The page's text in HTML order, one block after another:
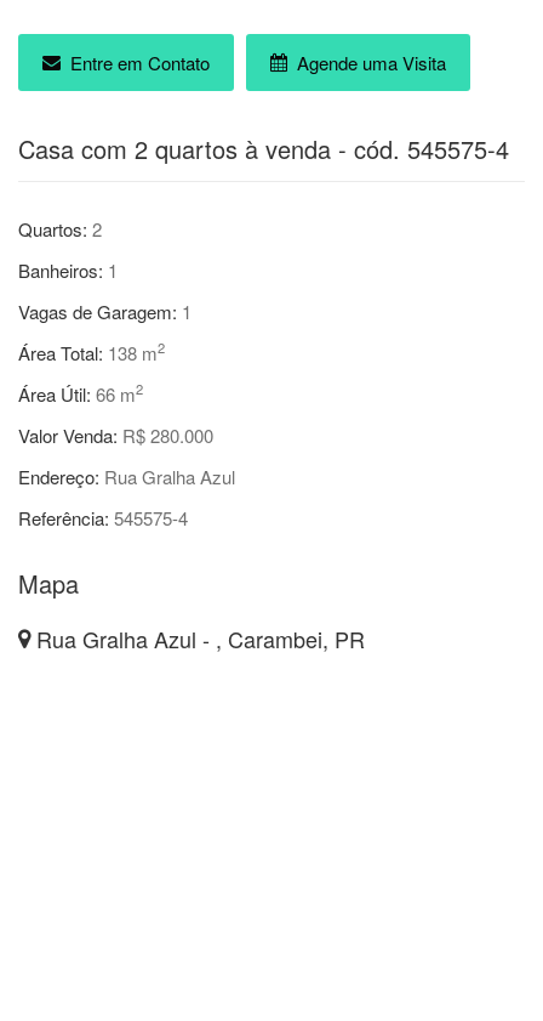
Entre em Contato Agende uma Visita
Casa com 2 quartos à venda - cód. 545575-4
Quartos: 2
Banheiros: 1
Vagas de Garagem: 1
Área Total: 138 m2
Área Útil: 66 m2
Valor Venda: R$ 280.000
Endereço: Rua Gralha Azul
Referência: 545575-4
Mapa
Rua Gralha Azul - , Carambei, PR